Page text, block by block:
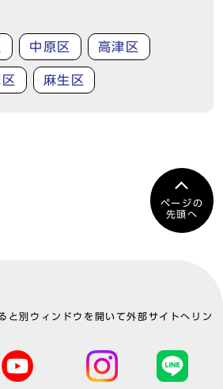
中原区 高津区
麻生区
ページの
先頭へ
と別ウィンドウを開いて外部サイトへリン